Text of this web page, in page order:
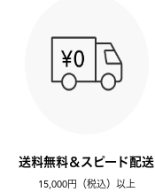
送料無料＆スピード配送
15,000円（税込）以上